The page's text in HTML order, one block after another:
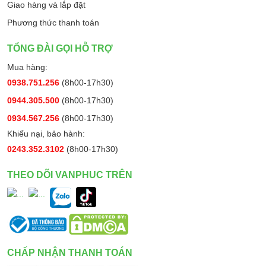
- Times (Hẹn giờ sấy): tối đa 80 phút máy sẽ thực hiện quá
trình đếm ngược
+ Damp Dry (Sấy ẩm ướt): từ 80 phút về 30 phút
+ Dewwrinkle (Chống nhăn): từ 20 về 10 phút
+ Quick fluff (Sấy nhanh bằng gió): 10 phút cuối
- Deactivate: Không chọn
- Medium: Trung bình
- Loud: Tối đa
Địa chỉ mua máy sấy Mabe chính hãng, uy tín tại Hà
Điện Máy Vạn Phúc phân phối chính hãng dòng máy sấy Mabe
Giao hàng và lắp đặt
Phương thức thanh toán
TỔNG ĐÀI GỌI HỖ TRỢ
Mua hàng:
0938.751.256 (8h00-17h30)
0944.305.500 (8h00-17h30)
0934.567.256 (8h00-17h30)
Khiếu nại, bảo hành:
0243.352.3102 (8h00-17h30)
THEO DÕI VANPHUC TRÊN
CHẤP NHẬN THANH TOÁN